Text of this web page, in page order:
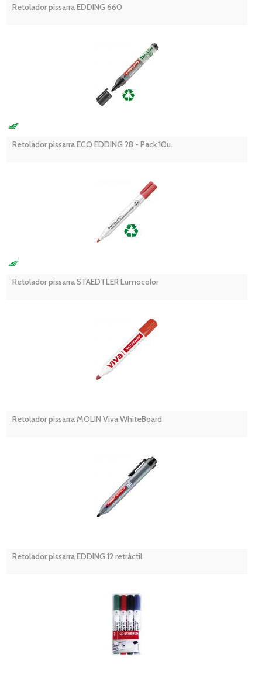
Retolador pissarra EDDING 660
Retolador pissarra ECO EDDING 28 - Pack 10u.
Retolador pissarra STAEDTLER Lumocolor
Retolador pissarra MOLIN Viva WhiteBoard
Retolador pissarra EDDING 12 retràctil